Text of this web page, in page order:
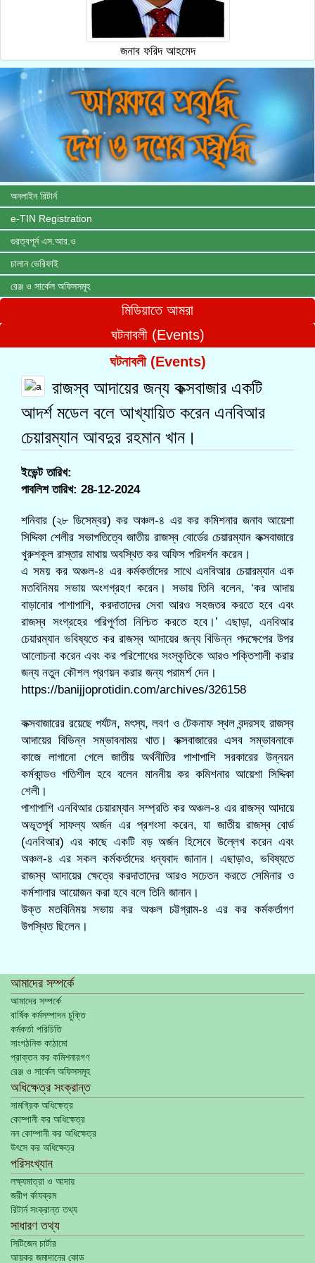
জনাব ফরিদ আহমেদ
অনলাইন রিটার্ন
e-TIN Registration
গুরত্বপূর্ন এস.আর.ও
চালান ভেরিফাই
রেঞ্জ ও সার্কেল অফিসসমূহ
মিডিয়াতে আমরা
ঘটনাবলী (Events)
ঘটনাবলী (Events)
রাজস্ব আদায়ের জন্য কক্সবাজার একটি
আদর্শ মডেল বলে আখ্যায়িত করেন এনবিআর
চেয়ারম্যান আবদুর রহমান খান।
ইভেন্ট তারিখ:
পাবলিশ তারিখ: 28-12-2024
শনিবার (২৮ ডিসেম্বর) কর অঞ্চল-৪ এর কর কমিশনার জনাব আয়েশা
সিদ্দিকা শেলীর সভাপতিত্বে জাতীয় রাজস্ব বোর্ডের চেয়ারম্যান কক্সবাজারে
খুরুশকুল রাস্তার মাথায় অবস্থিত কর অফিস পরিদর্শন করেন।
এ সময় কর অঞ্চল-৪ এর কর্মকর্তাদের সাথে এনবিআর চেয়ারম্যান এক
মতবিনিময় সভায় অংশগ্রহণ করেন। সভায় তিনি বলেন, ‘কর আদায়
বাড়ানোর পাশাপাশি, করদাতাদের সেবা আরও সহজতর করতে হবে এবং
রাজস্ব সংগ্রহের পরিপূর্ণতা নিশ্চিত করতে হবে।’ এছাড়া, এনবিআর
চেয়ারম্যান ভবিষ্যতে কর রাজস্ব আদায়ের জন্য বিভিন্ন পদক্ষেপের উপর
আলোচনা করেন এবং কর পরিশোধের সংস্কৃতিকে আরও শক্তিশালী করার
জন্য নতুন কৌশল প্রণয়ন করার জন্য পরামর্শ দেন।
https://banijjoprotidin.com/archives/326158
কক্সবাজারের রয়েছে পর্যটন, মৎস্য, লবণ ও টেকনাফ স্থল বন্দরসহ রাজস্ব
আদায়ের বিভিন্ন সম্ভাবনাময় খাত। কক্সবাজারের এসব সম্ভাবনাকে
কাজে লাগানো গেলে জাতীয় অর্থনীতির পাশাপাশি সরকারের উন্নয়ন
কর্মকান্ডও গতিশীল হবে বলেন মাননীয় কর কমিশনার আয়েশা সিদ্দিকা
শেলী।
পাশাপাশি এনবিআর চেয়ারম্যান সম্প্রতি কর অঞ্চল-৪ এর রাজস্ব আদায়ে
অভূতপূর্ব সাফল্য অর্জন এর প্রশংসা করেন, যা জাতীয় রাজস্ব বোর্ড
(এনবিআর) এর কাছে একটি বড় অর্জন হিসেবে উল্লেখ করেন এবং
অঞ্চল-৪ এর সকল কর্মকর্তাদের ধন্যবাদ জানান। এছাড়াও, ভবিষ্যতে
রাজস্ব আদায়ের ক্ষেত্রে করদাতাদের আরও সচেতন করতে সেমিনার ও
কর্মশালার আয়োজন করা হবে বলে তিনি জানান।
উক্ত মতবিনিময় সভায় কর অঞ্চল চট্টগ্রাম-৪ এর কর কর্মকর্তাগণ
উপস্থিত ছিলেন।
আমাদের সম্পর্কে
আমাদের সম্পর্কে
বার্ষিক কর্মসম্পাদন চুক্তি
কর্মকর্তা পরিচিতি
সাংগঠনিক কাঠামো
প্রাক্তন কর কমিশনারগণ
রেঞ্জ ও সার্কেল অফিসসমূহ
অধিক্ষেত্র সংক্রান্ত
সামগ্রিক অধিক্ষেত্র
কোম্পানী কর অধিক্ষেত্র
নন কোম্পানী কর অধিক্ষেত্র
উৎসে কর অধিক্ষেত্র
পরিসংখ্যান
লক্ষ্যমাত্রা ও আদায়
জরীপ র্কাযক্রম
রিটার্ন সংক্রান্ত তথ্য
সাধারণ তথ্য
সিটিজেন চার্টার
আয়কর জমাদানের কোড